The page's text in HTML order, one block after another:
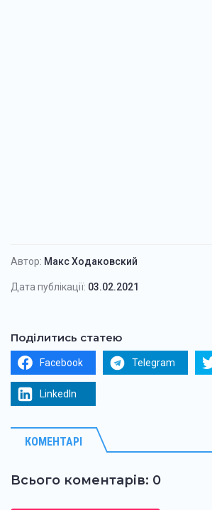
Автор: Макс Ходаковский
Дата публікації: 03.02.2021
Поділитись статею
Facebook Telegram
LinkedIn
КОМЕНТАРІ
Всього коментарів: 0